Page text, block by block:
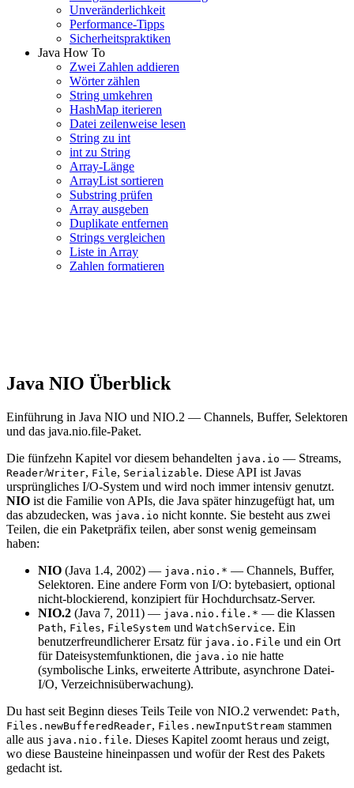
Unveränderlichkeit
Performance-Tipps
Sicherheitspraktiken
Java How To
Zwei Zahlen addieren
Wörter zählen
String umkehren
HashMap iterieren
Datei zeilenweise lesen
String zu int
int zu String
Array-Länge
ArrayList sortieren
Substring prüfen
Array ausgeben
Duplikate entfernen
Strings vergleichen
Liste in Array
Zahlen formatieren
Java NIO Überblick
Einführung in Java NIO und NIO.2 — Channels, Buffer, Selektoren
und das java.nio.file-Paket.
Die fünfzehn Kapitel vor diesem behandelten java.io — Streams,
Reader/Writer, File, Serializable. Diese API ist Javas
ursprüngliches I/O-System und wird noch immer intensiv genutzt.
NIO ist die Familie von APIs, die Java später hinzugefügt hat, um
das abzudecken, was java.io nicht konnte. Sie besteht aus zwei
Teilen, die ein Paketpräfix teilen, aber sonst wenig gemeinsam
haben:
NIO (Java 1.4, 2002) — java.nio.* — Channels, Buffer,
Selektoren. Eine andere Form von I/O: bytebasiert, optional
nicht-blockierend, konzipiert für Hochdurchsatz-Server.
NIO.2 (Java 7, 2011) — java.nio.file.* — die Klassen
Path, Files, FileSystem und WatchService. Ein
benutzerfreundlicherer Ersatz für java.io.File und ein Ort
für Dateisystemfunktionen, die java.io nie hatte
(symbolische Links, erweiterte Attribute, asynchrone Datei-
I/O, Verzeichnisüberwachung).
Du hast seit Beginn dieses Teils Teile von NIO.2 verwendet: Path,
Files.newBufferedReader, Files.newInputStream stammen
alle aus java.nio.file. Dieses Kapitel zoomt heraus und zeigt,
wo diese Bausteine hineinpassen und wofür der Rest des Pakets
gedacht ist.